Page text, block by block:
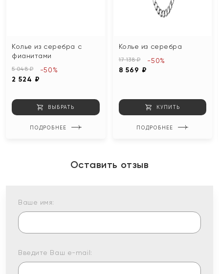
Колье из серебра с
фианитами
5 048 ₽
2 524 ₽
-50%
ВЫБРАТЬ
ПОДРОБНЕЕ
Колье из серебра
17 138 ₽
8 569 ₽
-50%
КУПИТЬ
ПОДРОБНЕЕ
Оставить отзыв
Ваше имя:
Введите Ваш e-mail: